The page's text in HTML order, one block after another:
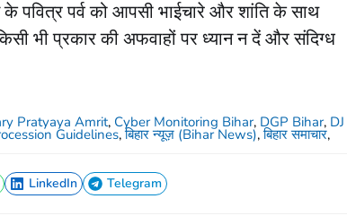
पवित्र पर्व को आपसी भाईचारे और शांति के साथ
भी प्रकार की अफवाहों पर ध्यान न दें और संदिग्ध
Pratyaya Amrit, Cyber Monitoring Bihar, DGP Bihar, DJ
Guidelines,बिहार न्यूज़ (Bihar News),बिहार समाचार,
LinkedIn
LinkedIn
Telegram
Telegram